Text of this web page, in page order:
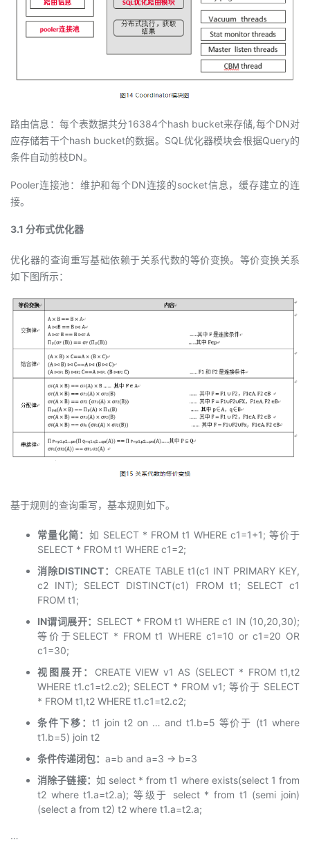
路由信息：每个表数据共分16384个hash bucket来存储,每个DN对
应存储若干个hash bucket的数据。SQL优化器模块会根据Query的
条件自动剪枝DN。
Pooler连接池：维护和每个DN连接的socket信息，缓存建立的连
接。
3.1 分布式优化器
优化器的查询重写基础依赖于关系代数的等价变换。等价变换关系
如下图所示：
基于规则的查询重写，基本规则如下。
常量化简： 如 SELECT * FROM t1 WHERE c1=1+1; 等价于
SELECT * FROM t1 WHERE c1=2;
消除DISTINCT： CREATE TABLE t1(c1 INT PRIMARY KEY,
c2 INT); SELECT DISTINCT(c1) FROM t1; SELECT c1
FROM t1;
IN谓词展开： SELECT * FROM t1 WHERE c1 IN (10,20,30);
等价于SELECT * FROM t1 WHERE c1=10 or c1=20 OR
c1=30;
视图展开： CREATE VIEW v1 AS (SELECT * FROM t1,t2
WHERE t1.c1=t2.c2); SELECT * FROM v1; 等价于 SELECT
* FROM t1,t2 WHERE t1.c1=t2.c2;
条件下移：t1 join t2 on … and t1.b=5 等价于 (t1 where
t1.b=5) join t2
条件传递闭包： a=b and a=3 -> b=3
消除子链接： 如 select * from t1 where exists(select 1 from
t2 where t1.a=t2.a); 等级于 select * from t1 (semi join)
(select a from t2) t2 where t1.a=t2.a;
…